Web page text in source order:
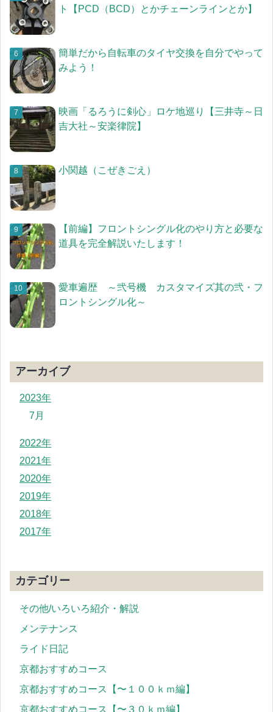
ト【PCD（BCD）とかチェーンラインとか】
簡単だから自転車のタイヤ交換を自分でやって
みよう！
映画「るろうに剣心」ロケ地巡り【三井寺～日
吉大社～安楽律院】
小関越（こぜきごえ）
【前編】フロントシングル化のやり方と必要な
道具を完全解説いたします！
愛車遍歴 ～弐号機 カスタマイズ其の弐・フ
ロントシングル化～
アーカイブ
2023年
7月
2022年
2021年
2020年
2019年
2018年
2017年
カテゴリー
その他/いろいろ紹介・解説
メンテナンス
ライド日記
京都おすすめコース
京都おすすめコース【〜１００ｋｍ編】
京都おすすめコース【〜３０ｋｍ編】